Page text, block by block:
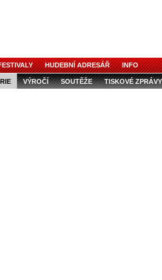
HUDEBNÍ ADRESÁŘ INFO
VÝROČÍ SOUTĚŽE TISKOVÉ ZPRÁVY